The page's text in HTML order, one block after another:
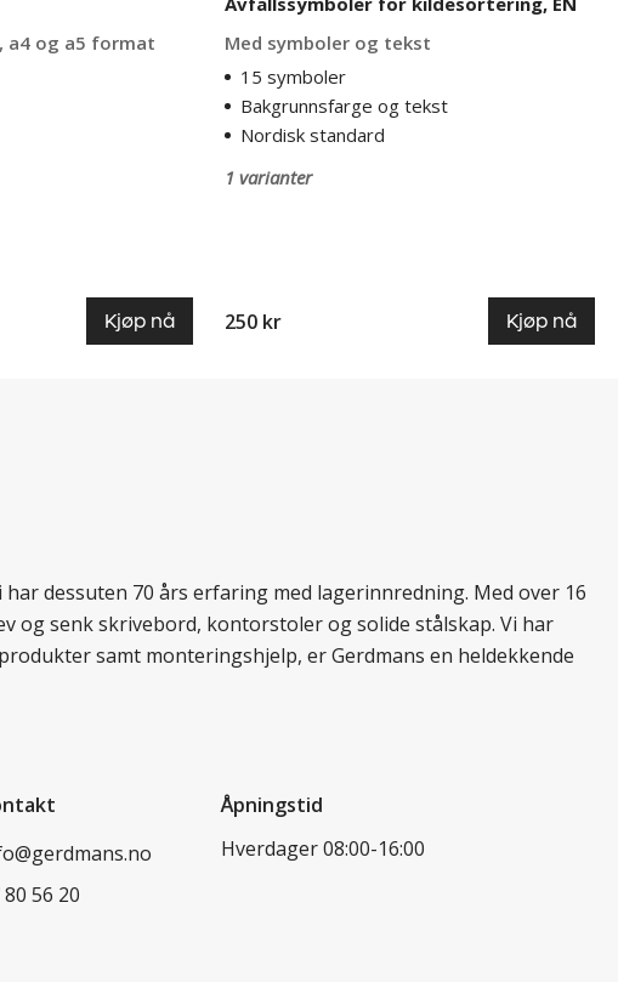
a4 og a5 format
Kjøp nå
Med symboler og tekst
15 symboler
Bakgrunnsfarge og tekst
Nordisk standard
1 varianter
250 kr Kjøp nå
dessuten 70 års erfaring med lagerinnredning. Med over 16
og senk skrivebord, kontorstoler og solide stålskap. Vi har
samt monteringshjelp, er Gerdmans en heldekkende
56 20
Åpningstid
Hverdager 08:00-16:00